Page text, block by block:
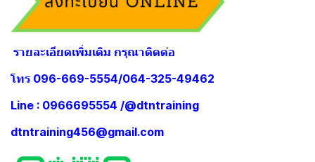
รายละเอียดเพิ่มเติม กรุณาติดต่อ
โทร 096-669-5554/064-325-49462
Line : 0966695554 /@dtntraining
dtntraining456@gmail.com